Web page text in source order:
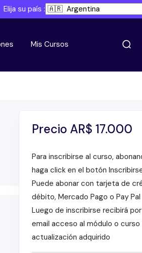
Elija su país :
Mis Cursos
Precio AR$ 17.000
Para inscribirse al curso,
haga click en el botón
Puede abonar con tarjeta de
débito, Mercado Pago o Pay Pal
Luego de inscribirse recibirá por
email acceso al módulo o curso
actualización adquirido